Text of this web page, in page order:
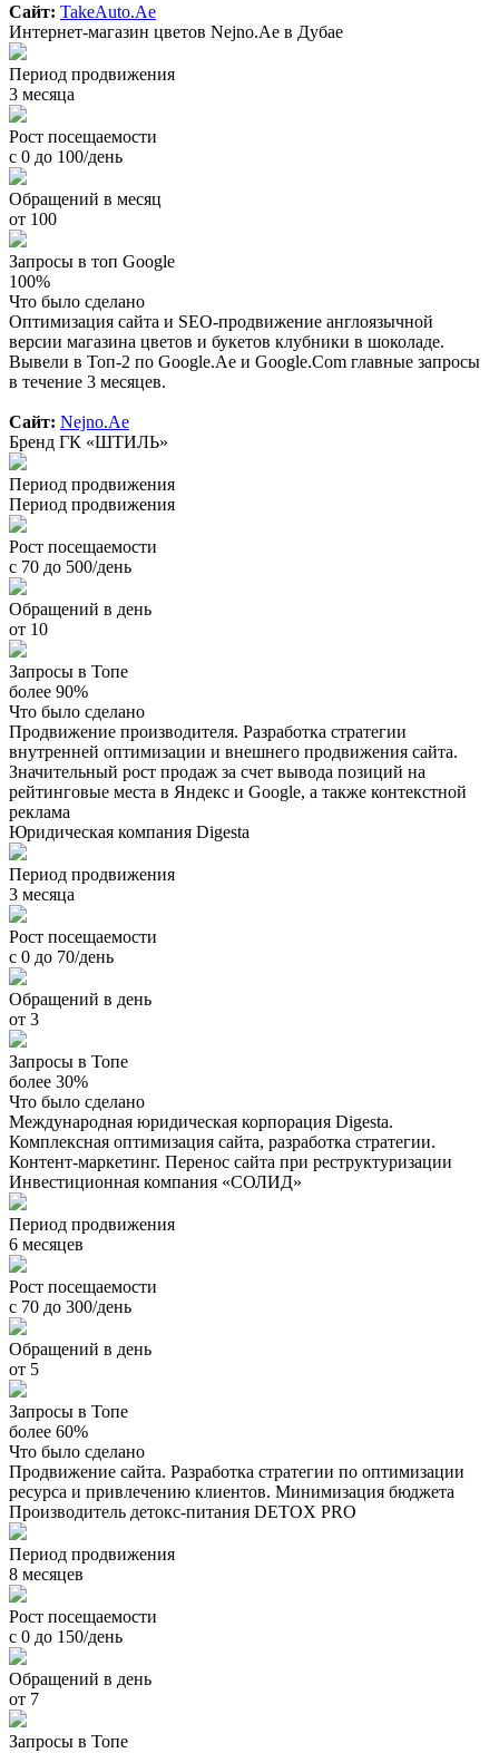
Сайт: TakeAuto.Ae
Интернет-магазин цветов Nejno.Ae в Дубае
Период продвижения
3 месяца
Рост посещаемости
с 0 до 100/день
Обращений в месяц
от 100
Запросы в топ Google
100%
Что было сделано
Оптимизация сайта и SEO-продвижение англоязычной
версии магазина цветов и букетов клубники в шоколаде.
Вывели в Топ-2 по Google.Ae и Google.Com главные запросы
в течение 3 месяцев.
Сайт: Nejno.Ae
Бренд ГК «ШТИЛЬ»
Период продвижения
Период продвижения
Рост посещаемости
с 70 до 500/день
Обращений в день
от 10
Запросы в Топе
более 90%
Что было сделано
Продвижение производителя. Разработка стратегии
внутренней оптимизации и внешнего продвижения сайта.
Значительный рост продаж за счет вывода позиций на
рейтинговые места в Яндекс и Google, а также контекстной
реклама
Юридическая компания Digesta
Период продвижения
3 месяца
Рост посещаемости
с 0 до 70/день
Обращений в день
от 3
Запросы в Топе
более 30%
Что было сделано
Международная юридическая корпорация Digesta.
Комплексная оптимизация сайта, разработка стратегии.
Контент-маркетинг. Перенос сайта при реструктуризации
Инвестиционная компания «СОЛИД»
Период продвижения
6 месяцев
Рост посещаемости
с 70 до 300/день
Обращений в день
от 5
Запросы в Топе
более 60%
Что было сделано
Продвижение сайта. Разработка стратегии по оптимизации
ресурса и привлечению клиентов. Минимизация бюджета
Производитель детокс-питания DETOX PRO
Период продвижения
8 месяцев
Рост посещаемости
с 0 до 150/день
Обращений в день
от 7
Запросы в Топе